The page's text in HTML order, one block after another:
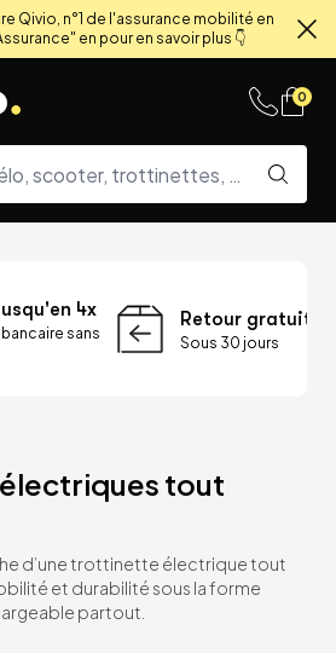
Qivio, n°1 de l'assurance mobilité en
en pour en savoir plus 👇
0
4x
sans
Retour gratuit
Sous 30 jours
tout
d’une trottinette électrique tout
et durabilité sous la forme
partout.